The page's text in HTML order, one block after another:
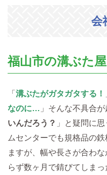
会
福山市の溝ぶた
「 溝ぶたがガタガタする！
なのに… 」そんな不具合が
いんだろう？ 」と疑問に
ムセンターでも規格品の
ますが、幅や長さが合わ
らず数ヶ月で錆びてしま